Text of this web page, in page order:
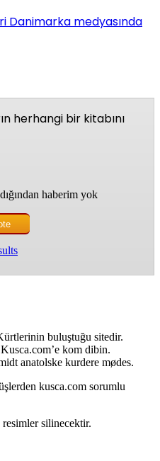
Danimarka medyasında
herhangi bir kitabını
haberim yok
buluştuğu sitedir.
kom dibin.
anatolske kurdere mødes.
kusca.com sorumlu
silinecektir.